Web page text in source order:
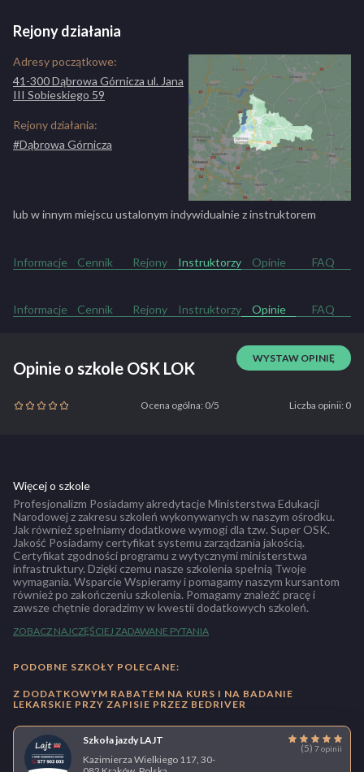
Kurs kat. D po C
Jazdy doszkalające kat. A
75 zł
Jazdy doszkalające kat. B
Jazdy doszkalające kat. B+E
Jazdy doszkalające kat. C
90 zł
Jazdy doszkalające kat. C+E
100 zł
Jazdy doszkalające kat. D
100 zł
Rejony działania
Adresy początkowe:
41-300 Dąbrowa Górnicza ul. Jana
III Sobieskiego 59
Rejony działania:
#Dąbrowa Górnicza
lub w innym miejscu ustalonym indywidualnie z instruktorem
Informacje Cennik Rejony Instruktorzy Opinie FAQ
Informacje Cennik Rejony Instruktorzy Opinie FAQ
Opinie o szkole OSK LOK
WYSTAW OPINIĘ
Ocena ogólna: 0/5 Liczba opinii: 0
Więcej o szkole
Profesjonalizm Posiadamy akredytacje Ministerstwa Edukacji
Narodowej z zakresu szkoleń wykonywanych w naszym ośrodku.
Jak również spełniamy dodatkowe wymogi dla tzw. Super OSK.
Jakość Posiadamy certyfikat systemu zarządzania jakością.
Certyfikat zgodności programu z wytycznymi ministerstwa
infrastruktury. Dzięki czemu nasze szkolenia spełnią Twoje
wymagania. Wsparcie Wspieramy i pomagamy naszym kursantom
również po zakończeniu szkolenia. Pomagamy znaleźć pracę i
zawsze chętnie doradzimy w kwestii dodatkowych szkoleń.
ZOBACZ NAJCZĘŚCIEJ ZADAWANE PYTANIA
PODOBNE SZKOŁY POLECANE:
Z DODATKOWYM RABATEM NA KURS I NA BADANIE
LEKARSKIE PRZY ZAPISIE PRZEZ BEDRIVER
Szkoła jazdy LAJT
(5) 7 opinii
Kazimierza Wielkiego 117, 30-